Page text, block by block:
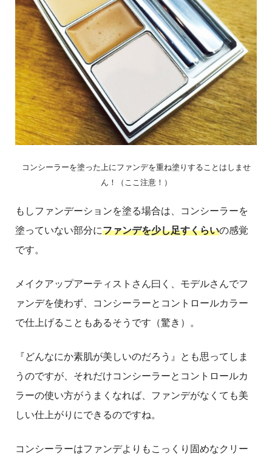
コンシーラーを塗った上にファンデを重ね塗りすることはしませ
ん！（ここ注意！）
もしファンデーションを塗る場合は、コンシーラーを
塗っていない部分にファンデを少し足すくらいの感覚
です。
メイクアップアーティストさん曰く、モデルさんでフ
ァンデを使わず、コンシーラーとコントロールカラー
で仕上げることもあるそうです（驚き）。
『どんなにか素肌が美しいのだろう』とも思ってしま
うのですが、それだけコンシーラーとコントロールカ
ラーの使い方がうまくなれば、ファンデがなくても美
しい仕上がりにできるのですね。
コンシーラーはファンデよりもこっくり固めなクリー